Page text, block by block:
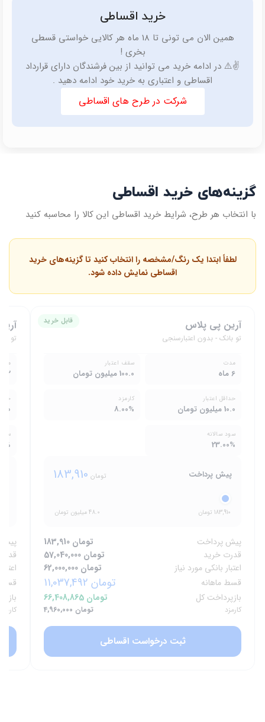
خرید اقساطی
همین الان می تونی تا 18 ماه هر کالایی خواستی قسطی
بخری !
✌️⚠️ در ادامه خرید می توانید از بین فرشندگان دارای قرارداد
اقساطی و اعتباری به خرید خود ادامه دهید .
شرکت در طرح های اقساطی
گزینه‌های خرید اقساطی
با انتخاب هر طرح، شرایط خرید اقساطی این کالا را محاسبه کنید
لطفاً ابتدا یک رنگ/مشخصه را انتخاب کنید تا گزینه‌های خرید
اقساطی نمایش داده شود.
قابل خرید آرین پی پلاس
تو بانک - بدون اعتبارسنجی
مدت
6 ماه
سقف اعتبار
100.0 میلیون تومان
حداقل اعتبار
10.0 میلیون تومان
کارمزد
8.00%
سود سالانه
23.00%
پیش پرداخت 183,910 تومان
183,910 تومان 48.0 میلیون تومان
پیش پرداخت
183,910 تومان
قدرت خرید
57,040,000 تومان
اعتبار بانکی مورد نیاز
62,000,000 تومان
قسط ماهانه
11,037,492 تومان
بازپرداخت کل 66,408,865 تومان
کارمزد 4,960,000 تومان
ثبت درخواست اقساطی
تو
12 ماه
10.0 میلیون تومان
سود
پیش
قسط
کارمزد